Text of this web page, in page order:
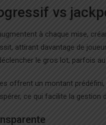
vs
à chaque mise,
attirant davantage de
le gros lot, parfois
offrent un montant
ce qui facilite la gestion